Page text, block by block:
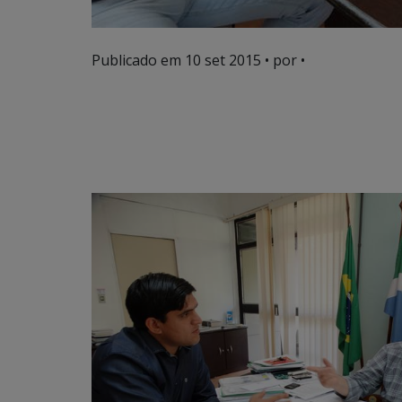
Publicado em 10 set 2015 • por •